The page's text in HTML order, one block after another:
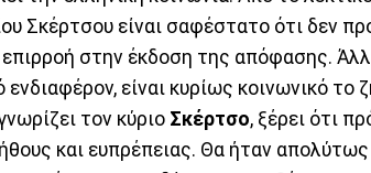
Σκέρτσου είναι σαφέστατο ότι δεν
επιρροή στην έκδοση της απόφασης.
ενδιαφέρον, είναι κυρίως κοινωνικό το
τον κύριο Σκέρτσο, ξέρει ότι
και ευπρέπειας. Θα ήταν